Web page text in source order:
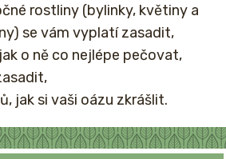
rostliny (bylinky, květiny a
se vám vyplatí zasadit,
o ně co nejlépe pečovat,
jak si vaši oázu zkrášlit.